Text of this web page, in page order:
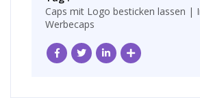
Caps mit Logo besticken lassen |
Werbecaps